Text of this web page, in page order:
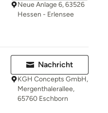
Neue Anlage 6, 63526
Hessen - Erlensee
Nachricht
KGH Concepts GmbH,
Mergenthalerallee,
65760 Eschborn